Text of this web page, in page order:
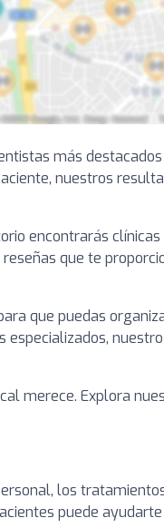
más
nuestros
encontrarás
que te
que puedas
merece. Explora
los
puede